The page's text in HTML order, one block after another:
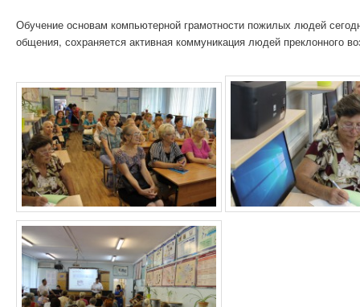
Обучение основам компьютерной грамотности пожилых людей
общения, сохраняется активная коммуникация людей преклонного